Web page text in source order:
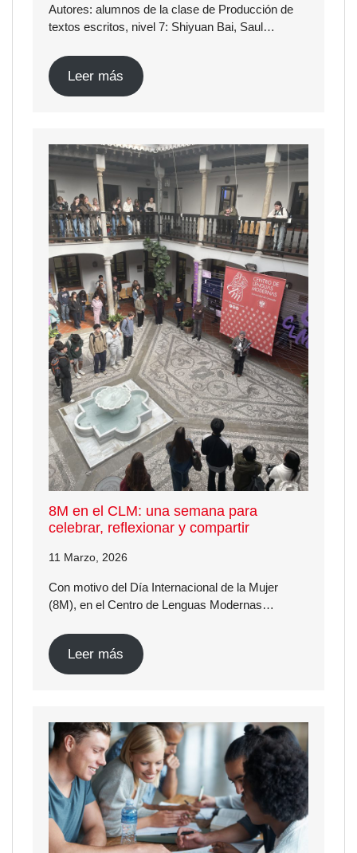
Autores: alumnos de la clase de Producción de
textos escritos, nivel 7: Shiyuan Bai, Saul…
Leer más
8M en el CLM: una semana para
celebrar, reflexionar y compartir
11 Marzo, 2026
Con motivo del Día Internacional de la Mujer
(8M), en el Centro de Lenguas Modernas…
Leer más